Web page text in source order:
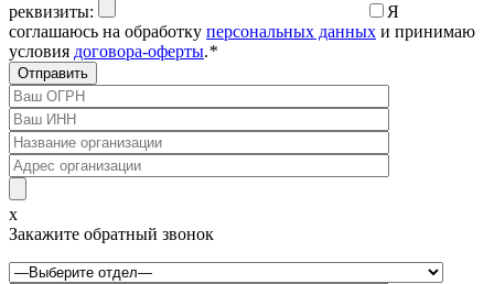
реквизиты:
Я
соглашаюсь на обработку персональных данных и принимаю
условия договора-оферты.*
x
Закажите обратный звонок